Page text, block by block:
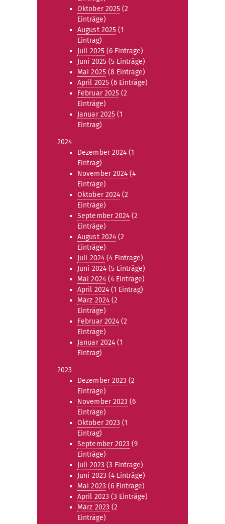
Oktober 2025 (2
Einträge)
August 2025 (1
Eintrag)
Juli 2025(6 Einträge)
Juni 2025(5 Einträge)
Mai 2025(8 Einträge)
April 2025 (6 Einträge)
Februar 2025 (2
Einträge)
Januar 2025 (1
Eintrag)
2024
Dezember 2024 (1
Eintrag)
November 2024 (4
Einträge)
Oktober 2024 (2
Einträge)
September 2024 (2
Einträge)
August 2024 (2
Einträge)
Juli 2024(4 Einträge)
Juni 2024(5 Einträge)
Mai 2024(4 Einträge)
April 2024 (1 Eintrag)
März 2024(2
Einträge)
Februar 2024 (2
Einträge)
Januar 2024 (1
Eintrag)
2023
Dezember 2023 (2
Einträge)
November 2023 (6
Einträge)
Oktober 2023 (1
Eintrag)
September 2023 (9
Einträge)
Juli 2023 (3 Einträge)
Juni 2023 (4 Einträge)
Mai 2023 (6 Einträge)
April 2023 (3 Einträge)
März 2023 (2
Einträge)